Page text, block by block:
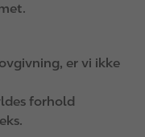
er vi ikke
forhold